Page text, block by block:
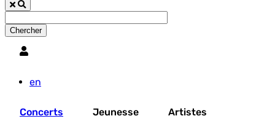
en
Concerts Jeunesse Artistes